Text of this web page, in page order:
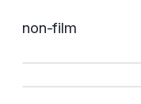
non-film